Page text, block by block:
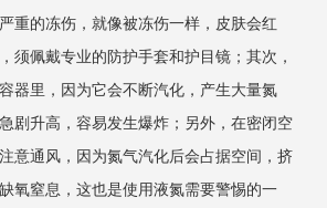
重的冻伤，就像被冻伤一样，皮肤会红
须佩戴专业的防护手套和护目镜；其次，
器里，因为它会不断汽化，产生大量氮
剧升高，容易发生爆炸；另外，在密闭空
意通风，因为氮气汽化后会占据空间，挤
氧窒息，这也是使用液氮需要警惕的一